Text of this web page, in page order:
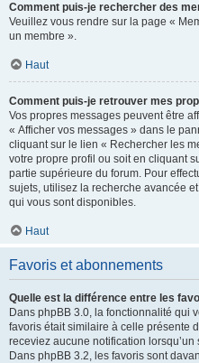
Comment puis-je rechercher des
Veuillez vous rendre sur la page «
un membre ».
Haut
Comment puis-je retrouver mes
Vos propres messages peuvent être
« Afficher vos messages » dans le
cliquant sur le lien « Rechercher les
votre propre profil ou soit en cliquant
partie supérieure du forum. Pour
sujets, utilisez la recherche avancée
qui vous sont disponibles.
Haut
Favoris et abonnements
Quelle est la différence entre les
Dans phpBB 3.0, la fonctionnalité qui
favoris était similaire à celle présente
receviez aucune notification
Dans phpBB 3.2, les favoris sont